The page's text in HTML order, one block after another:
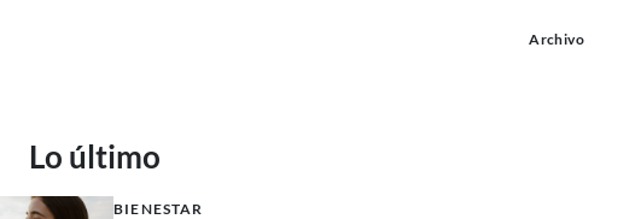
Archivo
Lo último
BIENESTAR